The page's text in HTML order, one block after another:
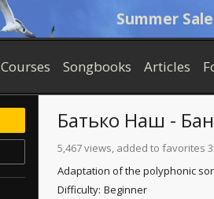
Summer
Courses Songbooks Articles
Батько Наш -
5,467 views, added to favorites
Adaptation of the polyphonic
Difficulty: Beginner